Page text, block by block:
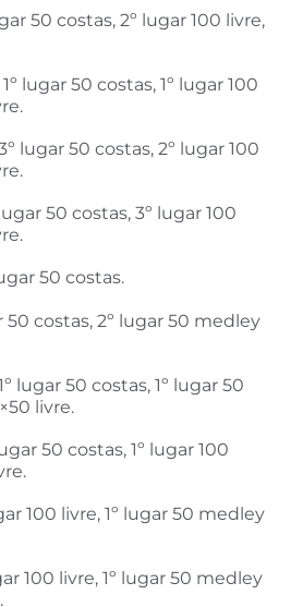
50 costas, 2º lugar 100 livre,
lugar 50 costas, 1º lugar 100
lugar 50 costas, 2º lugar 100
50 costas, 3º lugar 100
50 costas.
50 costas, 2º lugar 50 medley
lugar 50 costas, 1º lugar 50
livre.
50 costas, 1º lugar 100
100 livre, 1º lugar 50 medley
100 livre, 1º lugar 50 medley